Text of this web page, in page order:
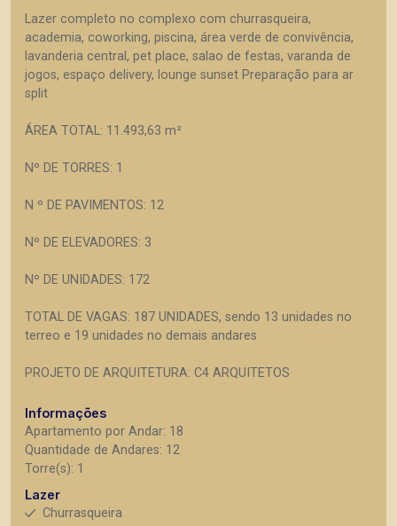
Lazer completo no complexo com churrasqueira,
academia, coworking, piscina, área verde de convivência,
lavanderia central, pet place, salao de festas, varanda de
jogos, espaço delivery, lounge sunset Preparação para ar
split
ÁREA TOTAL: 11.493,63 m²
Nº DE TORRES: 1
N º DE PAVIMENTOS: 12
Nº DE ELEVADORES: 3
Nº DE UNIDADES: 172
TOTAL DE VAGAS: 187 UNIDADES, sendo 13 unidades no
terreo e 19 unidades no demais andares
PROJETO DE ARQUITETURA: C4 ARQUITETOS
Informações
Apartamento por Andar: 18
Quantidade de Andares: 12
Torre(s): 1
Lazer
Churrasqueira